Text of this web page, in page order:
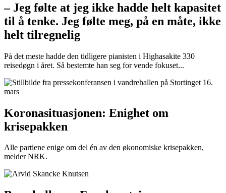
– Jeg følte at jeg ikke hadde helt kapasitet
til å tenke. Jeg følte meg, på en måte, ikke
helt tilregnelig
På det meste hadde den tidligere pianisten i Highasakite 330
reisedøgn i året. Så bestemte han seg for vende fokuset...
Koronasituasjonen: Enighet om
krisepakken
Alle partiene enige om del én av den økonomiske krisepakken,
melder NRK.